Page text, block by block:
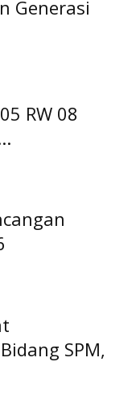
Generasi
RW 08
SPM,